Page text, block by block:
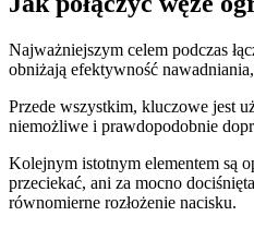
Najważniejszym celem podczas
obniżają efektywność
Przede wszystkim, kluczowe jest
niemożliwe i prawdopodobnie
Kolejnym istotnym elementem są
przeciekać, ani za mocno
równomierne rozłożenie nacisku.